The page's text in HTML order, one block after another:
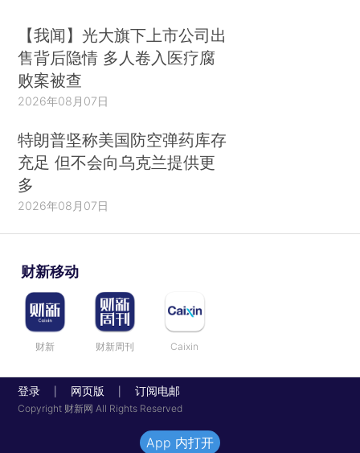
【我闻】光大旗下上市公司出
售背后隐情 多人卷入医疗腐
败案被查
2026年08月07日
特朗普坚称美国防空弹药库存
充足 但不会向乌克兰提供更
多
2026年08月07日
财新移动
财新 财新周刊 Caixin
登录 网页版 订阅电邮
Copyright 财新网 All Rights Reserved
App 内打开